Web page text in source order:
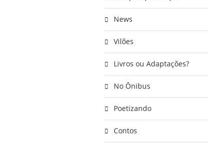
News
Vilões
Livros ou Adaptações?
No Ônibus
Poetizando
Contos